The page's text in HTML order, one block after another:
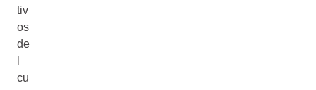
tiv
os
de
cu